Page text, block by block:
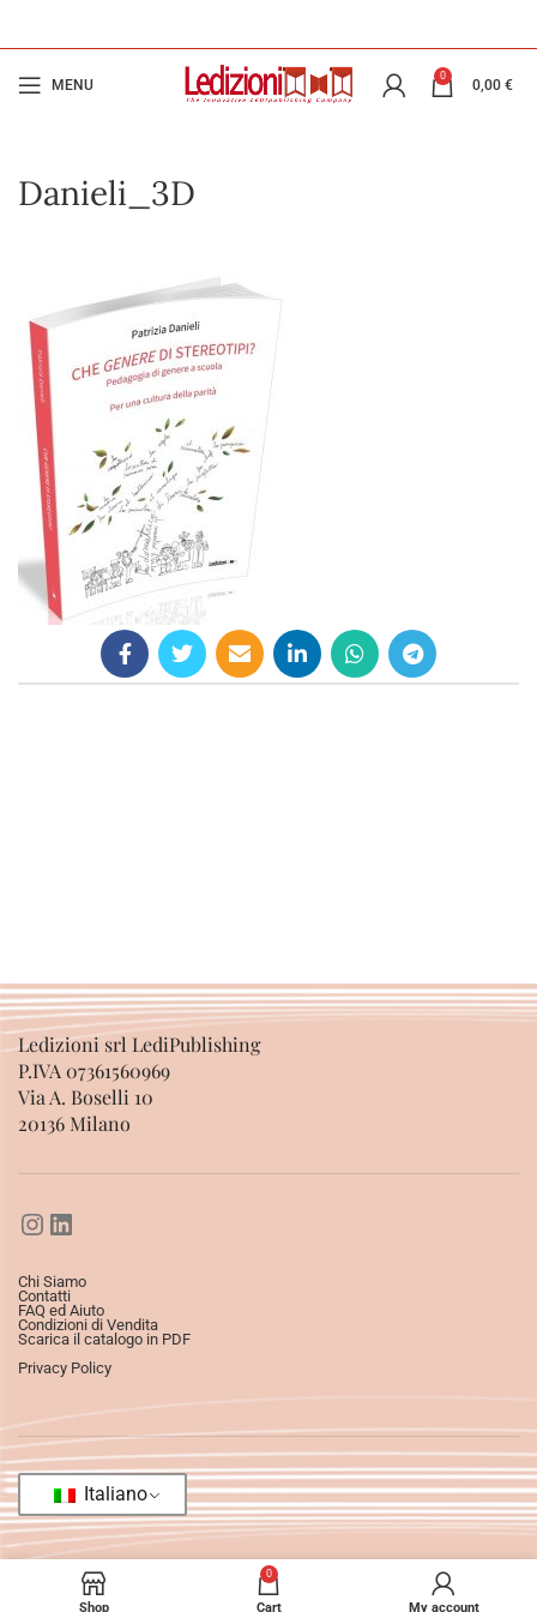
MENU
0
0,00 €
Danieli_3D
Ledizioni srl LediPublishing
P.IVA 07361560969
Via A. Boselli 10
20136 Milano
Chi Siamo
Contatti
FAQ ed Aiuto
Condizioni di Vendita
Scarica il catalogo in PDF
Privacy Policy
Italiano
Shop
0
Cart My account